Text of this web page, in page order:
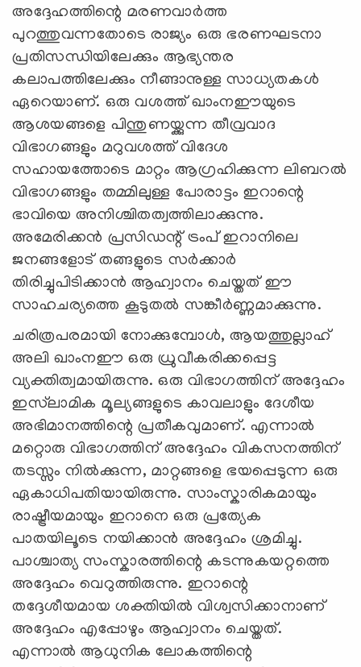
അദ്ദേഹത്തിന്റെ മരണവാർത്ത
പുറത്തുവന്നതോടെ രാജ്യം ഒരു ഭരണഘടനാ
പ്രതിസന്ധിയിലേക്കും ആഭ്യന്തര
കലാപത്തിലേക്കും നീങ്ങാനുള്ള സാധ്യതകൾ
ഏറെയാണ്. ഒരു വശത്ത് ഖാംനഈയുടെ
ആശയങ്ങളെ പിന്തുണയ്ക്കുന്ന തീവ്രവാദ
വിഭാഗങ്ങളും മറുവശത്ത് വിദേശ
സഹായത്തോടെ മാറ്റം ആഗ്രഹിക്കുന്ന ലിബറൽ
വിഭാഗങ്ങളും തമ്മിലുള്ള പോരാട്ടം ഇറാന്റെ
ഭാവിയെ അനിശ്ചിതത്വത്തിലാക്കുന്നു.
അമേരിക്കൻ പ്രസിഡന്റ് ട്രംപ് ഇറാനിലെ
ജനങ്ങളോട് തങ്ങളുടെ സർക്കാർ
തിരിച്ചുപിടിക്കാൻ ആഹ്വാനം ചെയ്തത് ഈ
സാഹചര്യത്തെ കൂടുതൽ സങ്കീർണ്ണമാക്കുന്നു.
ചരിത്രപരമായി നോക്കുമ്പോൾ, ആയത്തുല്ലാഹ്
അലി ഖാംനഈ ഒരു ധ്രുവീകരിക്കപ്പെട്ട
വ്യക്തിത്വമായിരുന്നു. ഒരു വിഭാഗത്തിന് അദ്ദേഹം
ഇസ്‍ലാമിക മൂല്യങ്ങളുടെ കാവലാളും ദേശീയ
അഭിമാനത്തിന്റെ പ്രതീകവുമാണ്. എന്നാൽ
മറ്റൊരു വിഭാഗത്തിന് അദ്ദേഹം വികസനത്തിന്
തടസ്സം നിൽക്കുന്ന, മാറ്റങ്ങളെ ഭയപ്പെടുന്ന ഒരു
ഏകാധിപതിയായിരുന്നു. സാംസ്കാരികമായും
രാഷ്ട്രീയമായും ഇറാനെ ഒരു പ്രത്യേക
പാതയിലൂടെ നയിക്കാൻ അദ്ദേഹം ശ്രമിച്ചു.
പാശ്ചാത്യ സംസ്കാരത്തിന്റെ കടന്നുകയറ്റത്തെ
അദ്ദേഹം വെറുത്തിരുന്നു. ഇറാന്റെ
തദ്ദേശീയമായ ശക്തിയിൽ വിശ്വസിക്കാനാണ്
അദ്ദേഹം എപ്പോഴും ആഹ്വാനം ചെയ്തത്.
എന്നാൽ ആധുനിക ലോകത്തിന്റെ